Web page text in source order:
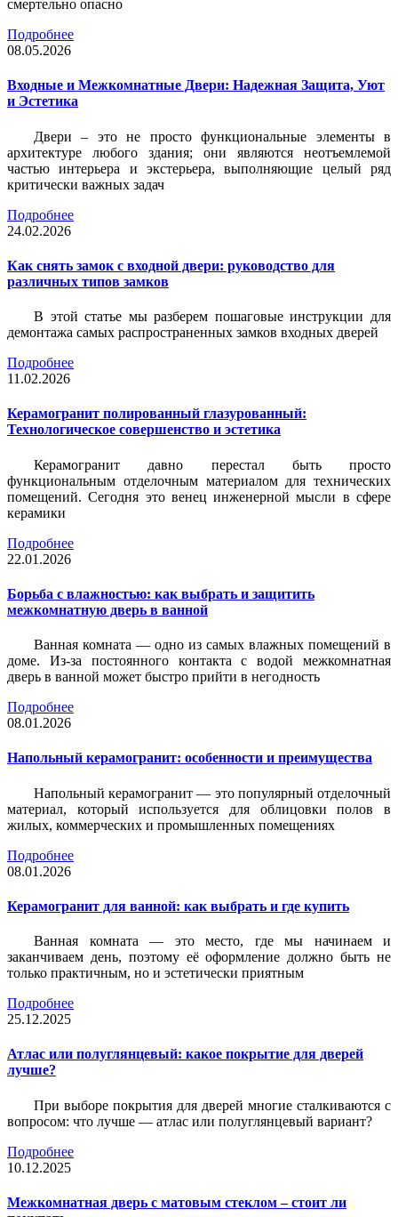
смертельно опасно
Подробнее
08.05.2026
Входные и Межкомнатные Двери: Надежная Защита, Уют
и Эстетика
Двери – это не просто функциональные элементы в
архитектуре любого здания; они являются неотъемлемой
частью интерьера и экстерьера, выполняющие целый ряд
критически важных задач
Подробнее
24.02.2026
Как снять замок с входной двери: руководство для
различных типов замков
В этой статье мы разберем пошаговые инструкции для
демонтажа самых распространенных замков входных дверей
Подробнее
11.02.2026
Керамогранит полированный глазурованный:
Технологическое совершенство и эстетика
Керамогранит давно перестал быть просто
функциональным отделочным материалом для технических
помещений. Сегодня это венец инженерной мысли в сфере
керамики
Подробнее
22.01.2026
Борьба с влажностью: как выбрать и защитить
межкомнатную дверь в ванной
Ванная комната — одно из самых влажных помещений в
доме. Из-за постоянного контакта с водой межкомнатная
дверь в ванной может быстро прийти в негодность
Подробнее
08.01.2026
Напольный керамогранит: особенности и преимущества
Напольный керамогранит — это популярный отделочный
материал, который используется для облицовки полов в
жилых, коммерческих и промышленных помещениях
Подробнее
08.01.2026
Керамогранит для ванной: как выбрать и где купить
Ванная комната — это место, где мы начинаем и
заканчиваем день, поэтому её оформление должно быть не
только практичным, но и эстетически приятным
Подробнее
25.12.2025
Атлас или полуглянцевый: какое покрытие для дверей
лучше?
При выборе покрытия для дверей многие сталкиваются с
вопросом: что лучше — атлас или полуглянцевый вариант?
Подробнее
10.12.2025
Межкомнатная дверь с матовым стеклом – стоит ли